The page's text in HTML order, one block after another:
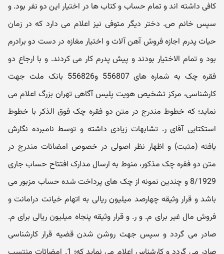
کافی داشته اند و تمام حساب و کتاب ها در اختیار این دو نفر بود. و
سپس خانم ص. دختر دیگر متوفی نیز اعلام می دارد که در زمان
حیات پدرم اجازه فروش آهن آلات و اختیار مغازه در دست دو برادرم
بود و تمام الاختیار بودند و پیش پدرم کار می کردند. و با ارجاع دو
فقره چک به شماره های 556807 و556826 بانک ملت جهت
کارشناسی، مرکز تشخیص هویت پلیس آگاهی تهران بزرگ اعلام می
نماید؛ که خطوط مندرج در متن دو فقره چک فوق الذکر با خطوط
استکتابی آقای ر. تشابهات زیادی داشته و توسط نامبرده نگارش
یافته (مثبت) و اظهار نظر اصولی در خصوص امضائات مندرج در
متن دو فقره چک مذکور، منوط به ارسال مدارک افتتاح حساب جاری
8/1929 و چندین نمونه از چک های پرداخت شده حساب مزبور می
باشد و قرار وثیقه چهارصد میلیون ریالی به اتهام خیانت درامانت و
فروش مال غیر برای م. و ر. و قرار وثیقه پنجاه میلیون ریالی برای م.
صادر می گردد و سپس جهت روشن شدن قضیه قرار کارشناسی